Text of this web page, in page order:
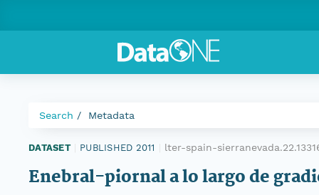
Search Metadata
DATASET PUBLISHED 2011 lter-spain-
Enebral-piornal a lo largo de